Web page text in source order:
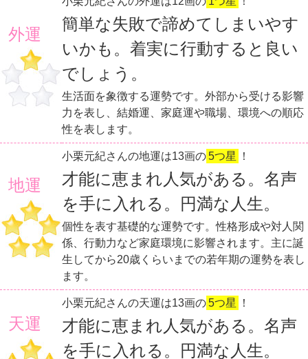
外運
簡単な失敗で諦めてしまいやす
いかも。着実に行動すると良い
でしょう。
生活面を象徴する運勢です。外部から受ける影響
力を表し、結婚運、家庭運や職場、環境への順応
性を表します。
地運
小栗元紀さんの地運は13画の5つ星 ！
才能に恵まれ人気がある。名声
を手に入れる。円満な人生。
個性を表す基礎的な運勢です。性格形成や対人関
係、行動力など家庭環境に影響されます。主に誕
生してから20歳くらいまでの若年期の運勢を表し
ます。
天運
小栗元紀さんの天運は13画の5つ星 ！
才能に恵まれ人気がある。名声
を手に入れる。円満な人生。